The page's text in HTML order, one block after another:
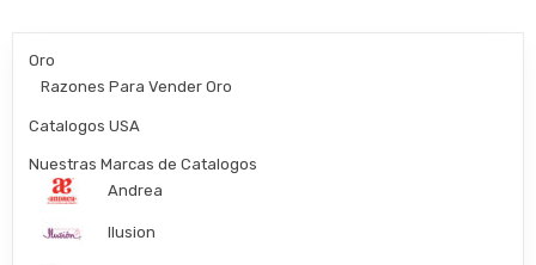
Oro
Razones Para Vender Oro
Catalogos USA
Nuestras Marcas de Catalogos
Andrea
Ilusion